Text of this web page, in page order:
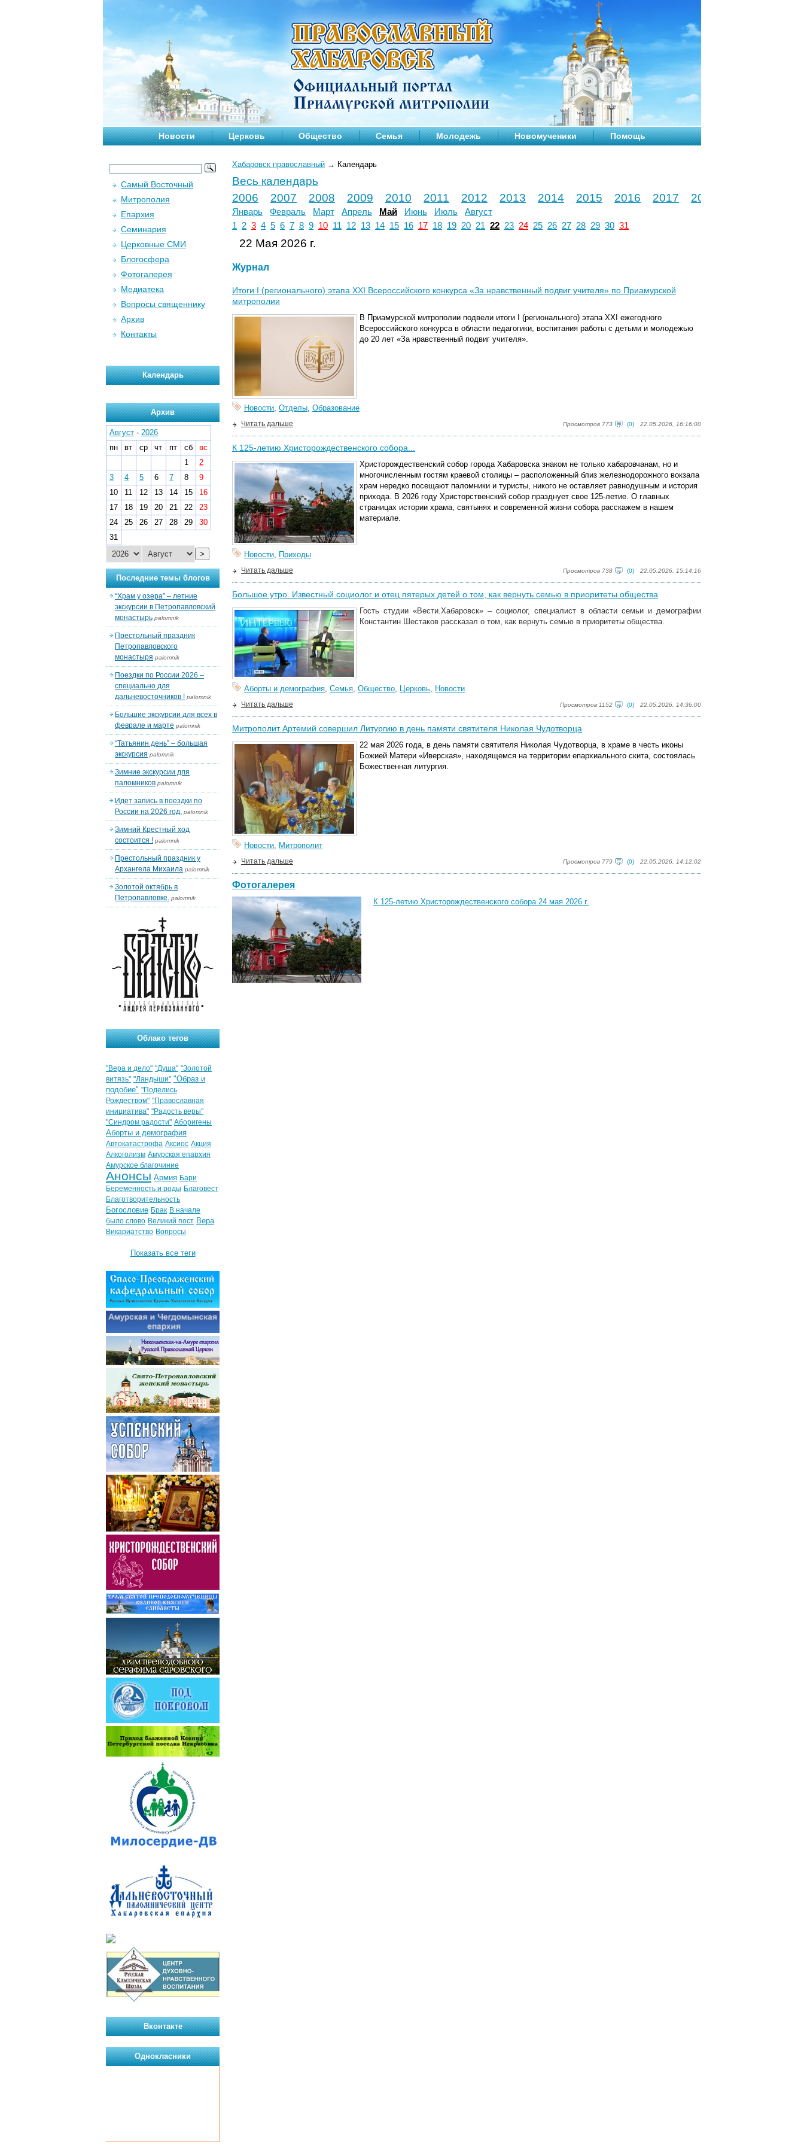
Новости Церковь Общество Семья Молодежь Новомученики Помощь
Хабаровск православный → Календарь
Весь календарь
2006
2007 2008 2009 2010 2011 2012 2013 2014 2015 2016 2017 2018
Январь Февраль Март Апрель Май Июнь Июль
Август
1
2 3 4 5 6 7 8 9 10 11 12 13 14 15 16 17 18 19 20 21 22 23 24 25 26 27 28 29 30 31
22 Мая 2026 г.
Журнал
Итоги I (регионального) этапа XХI Всероссийского конкурса «За нравственный подвиг учителя» по Приамурской
митрополии
В Приамурской митрополии подвели итоги I (регионального) этапа XXI ежегодного
Всероссийского конкурса в области педагогики, воспитания работы с детьми и молодежью
до 20 лет «За нравственный подвиг учителя».
Новости, Отделы, Образование
Просмотров 773 (0) 22.05.2026, 16:16:00
Читать дальше
К 125-летию Христорождественского собора...
Христорождественский собор города Хабаровска знаком не только хабаровчанам, но и
многочисленным гостям краевой столицы – расположенный близ железнодорожного вокзала
храм нередко посещают паломники и туристы, никого не оставляет равнодушным и история
прихода. В 2026 году Христорственский собор празднует свое 125-летие. О главных
страницах истории храма, святынях и современной жизни собора расскажем в нашем
материале.
Новости, Приходы
Просмотров 738 (0) 22.05.2026, 15:14:16
Читать дальше
Большое утро. Известный социолог и отец пятерых детей о том, как вернуть семью в приоритеты общества
Гость студии «Вести.Хабаровск» – социолог, специалист в области семьи и демографии
Константин Шестаков рассказал о том, как вернуть семью в приоритеты общества.
Аборты и демография, Семья, Общество, Церковь, Новости
Просмотров 1152 (0) 22.05.2026, 14:36:00
Читать дальше
Митрополит Артемий совершил Литургию в день памяти святителя Николая Чудотворца
22 мая 2026 года, в день памяти святителя Николая Чудотворца, в храме в честь иконы
Божией Матери «Иверская», находящемся на территории епархиального скита, состоялась
Божественная литургия.
Новости, Митрополит
Просмотров 779 (0) 22.05.2026, 14:12:02
Читать дальше
Фотогалерея
К 125-летию Христорождественского собора 24 мая 2026 г.
Самый Восточный
Митрополия
Епархия
Семинария
Церковные СМИ
Блогосфера
Фотогалерея
Медиатека
Вопросы священнику
Архив
Контакты
Календарь
Архив
Август - 2026
пн
вт ср чт пт сб
вс
1
2
3
4 5 6 7 8
9
10
11 12 13 14 15
16
17
18 19 20 21 22
23
24
25 26 27 28 29
30
31
>
Последние темы блогов
“Храм у озера” – летние
экскурсии в Петропавловский
монастырь palomnik
Престольный праздник
Петропавловского
монастыря palomnik
Поездки по России 2026 –
специально для
дальневосточников ! palomnik
Большие экскурсии для всех в
феврале и марте palomnik
“Татьянин день” – большая
экскурсия palomnik
Зимние экскурсии для
паломников palomnik
Идет запись в поездки по
России на 2026 год. palomnik
Зимний Крестный ход
состоится ! palomnik
Престольный праздник у
Архангела Михаила palomnik
Золотой октябрь в
Петропавловке. palomnik
Облако тегов
"Вера и дело" "Душа" "Золотой
витязь" "Ландыши" "Образ и
подобие" "Поделись
Рождеством" "Православная
инициатива" "Радость веры"
"Синдром радости" Аборигены
Аборты и демография
Автокатастрофа Аксиос Акция
Алкоголизм Амурская епархия
Амурское благочиние
Анонсы Армия Бари
Беременность и роды Благовест
Благотворительность
Богословие Брак В начале
было слово Великий пост Вера
Викариатство Вопросы
Показать все теги
Вконтакте
Однокласники